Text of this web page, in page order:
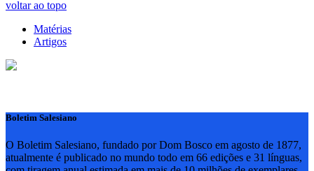
voltar ao topo
Matérias
Artigos
Boletim Salesiano
O Boletim Salesiano, fundado por Dom Bosco em agosto de 1877,
atualmente é publicado no mundo todo em 66 edições e 31 línguas,